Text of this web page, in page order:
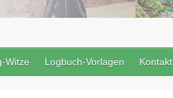
Witze Logbuch-Vorlagen Kontakt